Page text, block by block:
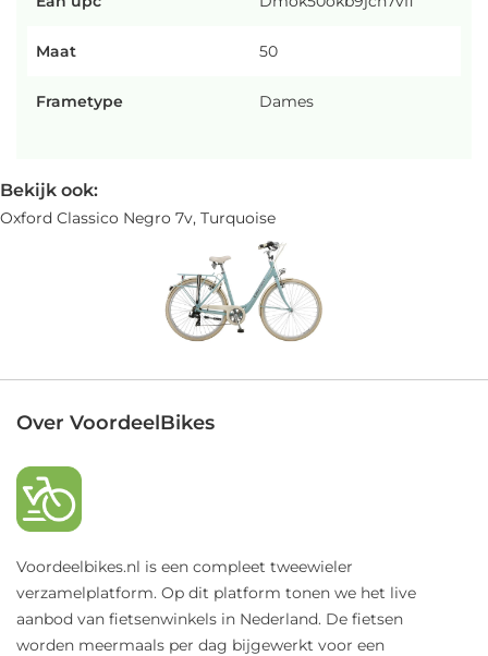
Maat 50
Frametype Dames
Bekijk ook:
Oxford Classico Negro 7v, Turquoise
Over VoordeelBikes
Voordeelbikes.nl is een compleet tweewieler
verzamelplatform. Op dit platform tonen we het live
aanbod van fietsenwinkels in Nederland. De fietsen
worden meermaals per dag bijgewerkt voor een